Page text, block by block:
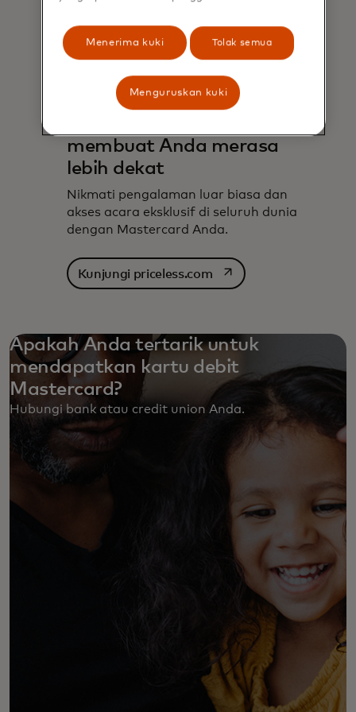
Pengalaman yang
membuat Anda merasa
lebih dekat
Nikmati pengalaman luar biasa dan
akses acara eksklusif di seluruh dunia
dengan Mastercard Anda.
Kunjungi priceless.comopens in a new tab
Apakah Anda tertarik untuk
mendapatkan kartu debit
Mastercard?
Hubungi bank atau credit union Anda. ‎
Menerima kuki Tolak semua
Menguruskan kuki